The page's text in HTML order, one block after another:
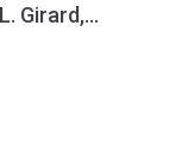
Girard,...